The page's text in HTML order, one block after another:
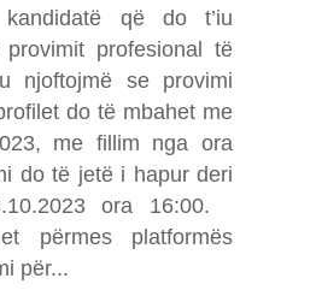
që do t’iu
provimit profesional të
njoftojmë se provimi
do të mbahet me
me fillim nga ora
do të jetë i hapur deri
ora 16:00.
përmes platformës
për